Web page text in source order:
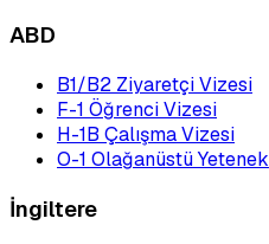
ABD
B1/B2 Ziyaretçi Vizesi
F-1 Öğrenci Vizesi
H-1B Çalışma Vizesi
O-1 Olağanüstü Yetenek
İngiltere